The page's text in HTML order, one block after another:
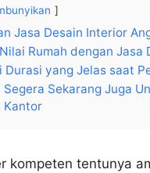
Jasa Desain Interior
Rumah dengan Jasa
Durasi yang Jelas saat
Segera Sekarang Juga
Kantor
kompeten tentunya